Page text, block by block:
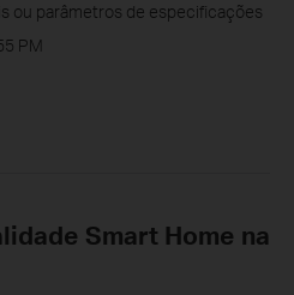
ou parâmetros de especificações
PM
Smart Home na